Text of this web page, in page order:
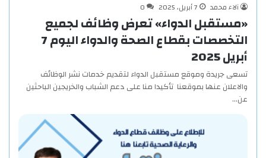
آلاء محمد
7 أبريل، 2025 0
«مستقبل الدواء» تعرض وظائف لجميع
التخصصات بقطاع الصحة والدواء اليوم 7
أبريل 2025
تسعى جريدة وموقع مستقبل الدواء لتقديم خدمات نشر الوظائف
والاعلان عنها بموقعنا تأكيدا منا على دعم الشباب والخريجين الباحثين
عن…